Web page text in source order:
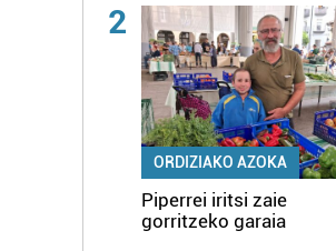
2
ORDIZIAKO AZOKA
Piperrei iritsi zaie
gorritzeko garaia